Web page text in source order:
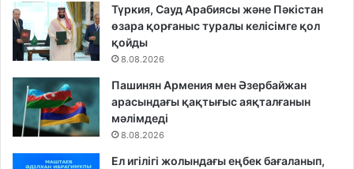
Түркия, Сауд Арабиясы және Пәкістан
өзара қорғаныс туралы келісімге қол
қойды
8.08.2026
Пашинян Армения мен Әзербайжан
арасындағы қақтығыс аяқталғанын
мәлімдеді
8.08.2026
Ел игілігі жолындағы еңбек бағаланып,